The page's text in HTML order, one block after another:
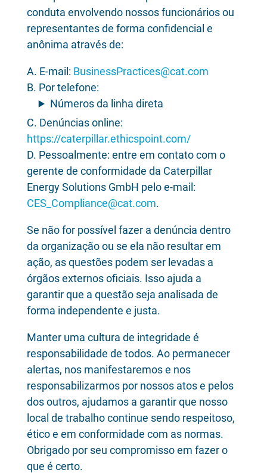
conduta envolvendo nossos funcionários ou
representantes de forma confidencial e
anônima através de:
A. E-mail: BusinessPractices@cat.com
B. Por telefone:
Números da linha direta
C. Denúncias online:
https://caterpillar.ethicspoint.com/
D. Pessoalmente: entre em contato com o
gerente de conformidade da Caterpillar
Energy Solutions GmbH pelo e-mail:
CES_Compliance@cat.com.
Se não for possível fazer a denúncia dentro
da organização ou se ela não resultar em
ação, as questões podem ser levadas a
órgãos externos oficiais. Isso ajuda a
garantir que a questão seja analisada de
forma independente e justa.
Manter uma cultura de integridade é
responsabilidade de todos. Ao permanecer
alertas, nos manifestaremos e nos
responsabilizarmos por nossos atos e pelos
dos outros, ajudamos a garantir que nosso
local de trabalho continue sendo respeitoso,
ético e em conformidade com as normas.
Obrigado por seu compromisso em fazer o
que é certo.